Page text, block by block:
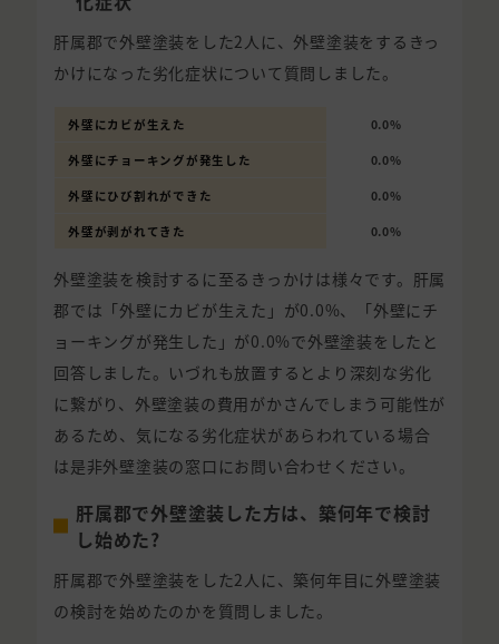
肝属郡で外壁塗装をした2人に、外壁塗装をするきっ
かけになった劣化症状について質問しました。
外壁にカビが生えた 0.0%
外壁にチョーキングが発生した 0.0%
外壁にひび割れができた 0.0%
外壁が剥がれてきた 0.0%
外壁塗装を検討するに至るきっかけは様々です。肝属
郡では「外壁にカビが生えた」が0.0%、「外壁にチ
ョーキングが発生した」が0.0%で外壁塗装をしたと
回答しました。いづれも放置するとより深刻な劣化
に繋がり、外壁塗装の費用がかさんでしまう可能性が
あるため、気になる劣化症状があらわれている場合
は是非外壁塗装の窓口にお問い合わせください。
肝属郡で外壁塗装した方は、築何年で検討
し始めた?
肝属郡で外壁塗装をした2人に、築何年目に外壁塗装
の検討を始めたのかを質問しました。